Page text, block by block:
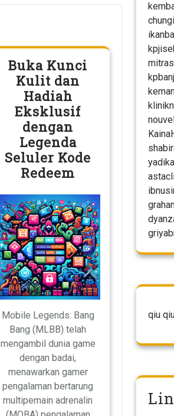
Buka Kunci
Kulit dan
Hadiah
Eksklusif
dengan
Legenda
Seluler Kode
Redeem
Mobile Legends: Bang
Bang (MLBB) telah
mengambil dunia game
dengan badai,
menawarkan gamer
pengalaman bertarung
multipemain adrenalin
qiu